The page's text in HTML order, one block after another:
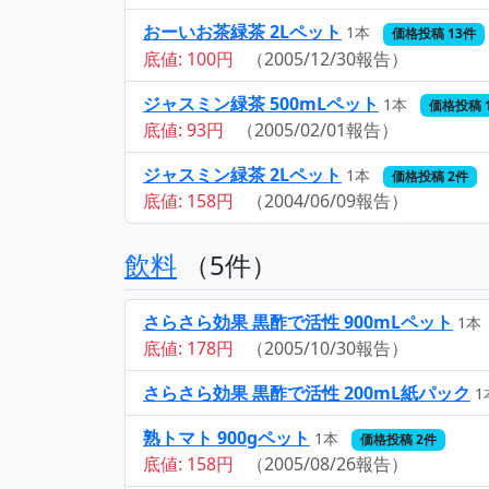
おーいお茶緑茶 2Lペット 1本 価格投稿 13件
底値: 100円
（2005/12/30報告）
ジャスミン緑茶 500mLペット 1本 価格投稿
底値: 93円
（2005/02/01報告）
ジャスミン緑茶 2Lペット 1本 価格投稿 2件
底値: 158円 （2004/06/09報告）
飲料 （5件）
さらさら効果 黒酢で活性 900mLペット 1本
底値: 178円
（2005/10/30報告）
さらさら効果 黒酢で活性 200mL紙パック 1
熟トマト 900gペット 1本 価格投稿 2件
底値: 158円
（2005/08/26報告）